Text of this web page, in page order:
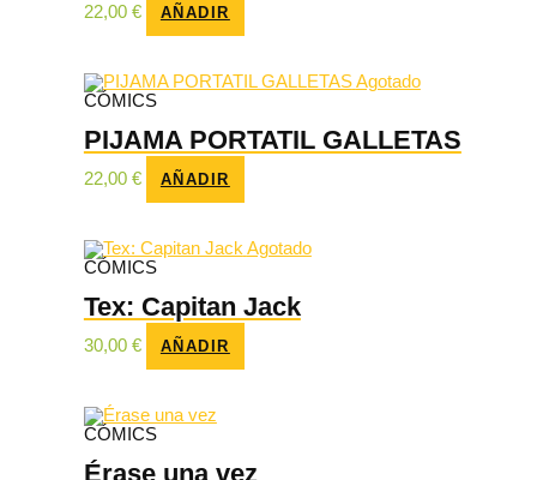
22,00 € AÑADIR
Agotado
CÓMICS
PIJAMA PORTATIL GALLETAS
22,00 € AÑADIR
Agotado
CÓMICS
Tex: Capitan Jack
30,00 € AÑADIR
CÓMICS
Érase una vez